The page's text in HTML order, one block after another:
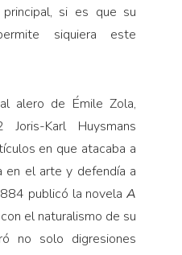
si es que su
siquiera este
alero de Émile Zola,
Karl Huysmans
en que atacaba a
en el arte y defendía a
publicó la novelaA
el naturalismo de su
no solo digresiones